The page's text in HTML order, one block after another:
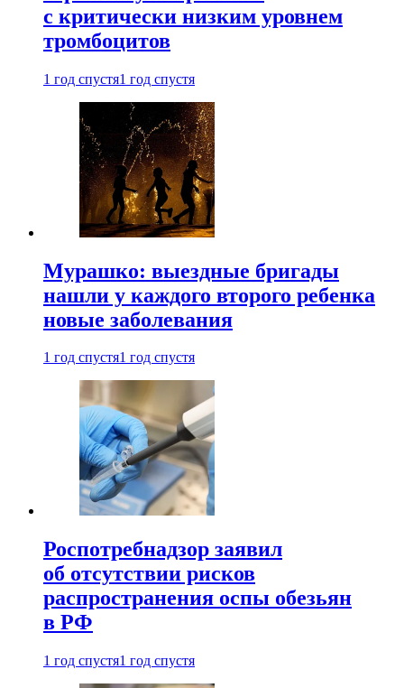
с критически низким уровнем
тромбоцитов
1 год спустя1 год спустя
Мурашко: выездные бригады
нашли у каждого второго ребенка
новые заболевания
1 год спустя1 год спустя
Роспотребнадзор заявил
об отсутствии рисков
распространения оспы обезьян
в РФ
1 год спустя1 год спустя